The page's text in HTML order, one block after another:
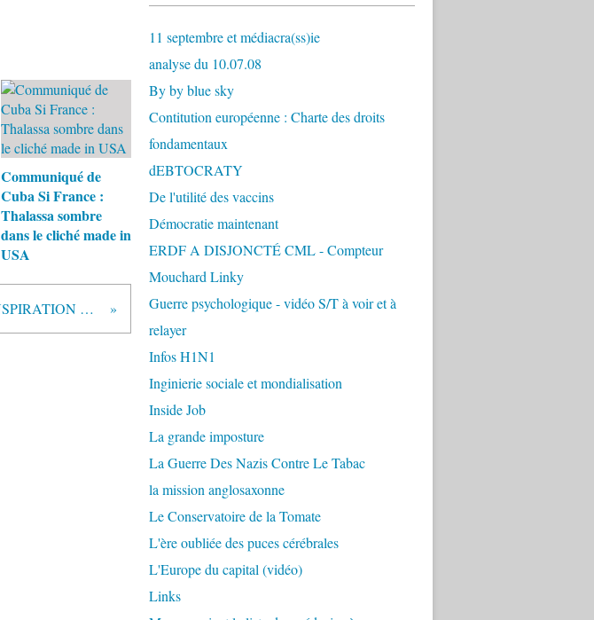
Communiqué de
Cuba Si France :
Thalassa sombre
dans le cliché made in
USA
CONSPIRATION DU SILENCE
11 septembre et médiacra(ss)ie
analyse du 10.07.08
By by blue sky
Contitution européenne : Charte des droits
fondamentaux
dEBTOCRATY
De l'utilité des vaccins
Démocratie maintenant
ERDF A DISJONCTÉ CML - Compteur
Mouchard Linky
Guerre psychologique - vidéo S/T à voir et à
relayer
Infos H1N1
Inginierie sociale et mondialisation
Inside Job
La grande imposture
La Guerre Des Nazis Contre Le Tabac
la mission anglosaxonne
Le Conservatoire de la Tomate
L'ère oubliée des puces cérébrales
L'Europe du capital (vidéo)
Links